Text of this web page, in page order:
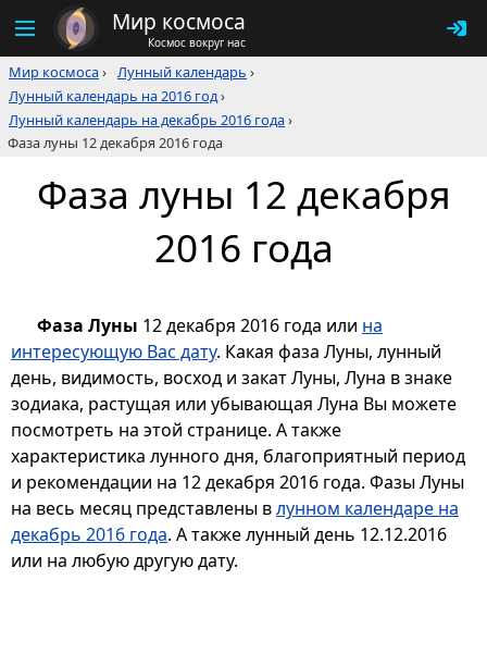
Мир космоса
Космос вокруг нас
Мир космоса› Лунный календарь ›
Лунный календарь на 2016 год›
Лунный календарь на декабрь 2016 года›
Фаза луны 12 декабря 2016 года
Фаза луны 12 декабря
2016 года
Фаза Луны 12 декабря 2016 года или на
интересующую Вас дату. Какая фаза Луны, лунный
день, видимость, восход и закат Луны, Луна в знаке
зодиака, растущая или убывающая Луна Вы можете
посмотреть на этой странице. А также
характеристика лунного дня, благоприятный период
и рекомендации на 12 декабря 2016 года. Фазы Луны
на весь месяц представлены влунном календаре на
декабрь 2016 года. А также лунный день 12.12.2016
или на любую другую дату.